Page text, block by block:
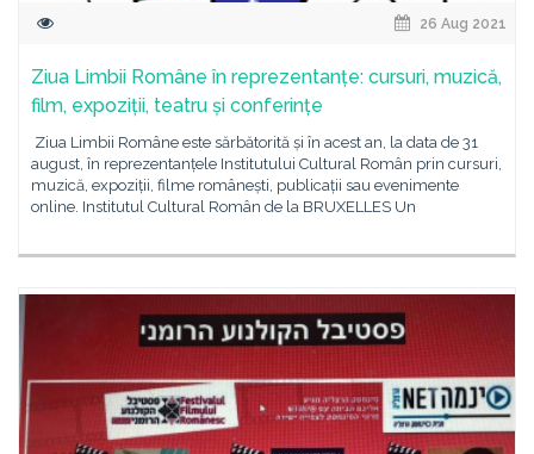
26 Aug 2021
Ziua Limbii Române în reprezentanțe: cursuri, muzică,
film, expoziții, teatru și conferințe
Ziua Limbii Române este sărbătorită și în acest an, la data de 31
august, în reprezentanțele Institutului Cultural Român prin cursuri,
muzică, expoziții, filme românești, publicații sau evenimente
online. Institutul Cultural Român de la BRUXELLES Un